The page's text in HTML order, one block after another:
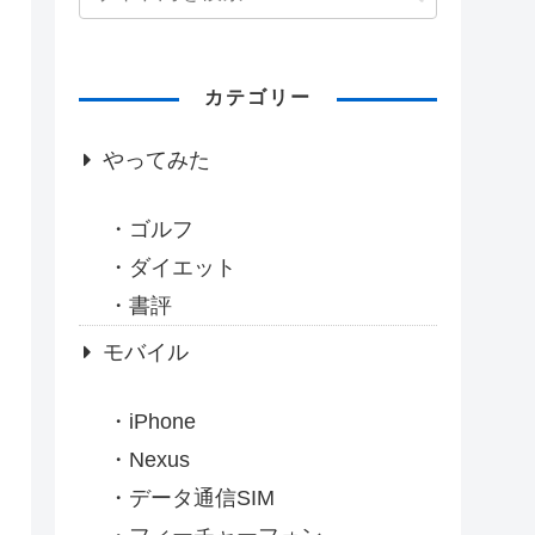
カテゴリー
やってみた
ゴルフ
ダイエット
書評
モバイル
iPhone
Nexus
データ通信SIM